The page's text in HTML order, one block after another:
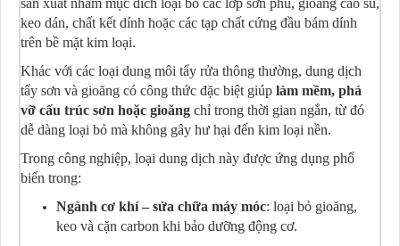
sản xuất nhằm mục đích loại bỏ các lớp sơn phủ, gioăng cao su,
keo dán, chất kết dính hoặc các tạp chất cứng đầu bám dính
trên bề mặt kim loại.
Khác với các loại dung môi tẩy rửa thông thường, dung dịch
tẩy sơn và gioăng có công thức đặc biệt giúp làm mềm, phá
vỡ cấu trúc sơn hoặc gioăng chỉ trong thời gian ngắn, từ đó
dễ dàng loại bỏ mà không gây hư hại đến kim loại nền.
Trong công nghiệp, loại dung dịch này được ứng dụng phổ
biến trong:
Ngành cơ khí – sửa chữa máy móc: loại bỏ gioăng,
keo và cặn carbon khi bảo dưỡng động cơ.